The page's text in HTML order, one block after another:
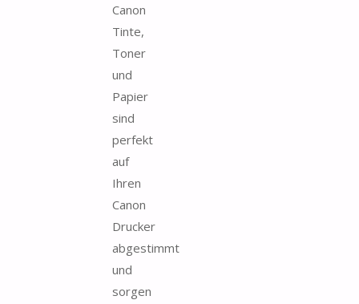
Canon
Tinte,
Toner
und
Papier
sind
perfekt
auf
Ihren
Canon
Drucker
abgestimmt
und
sorgen